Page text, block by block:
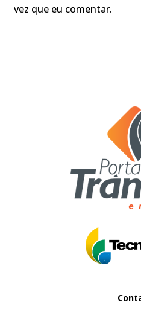
vez que eu comentar.